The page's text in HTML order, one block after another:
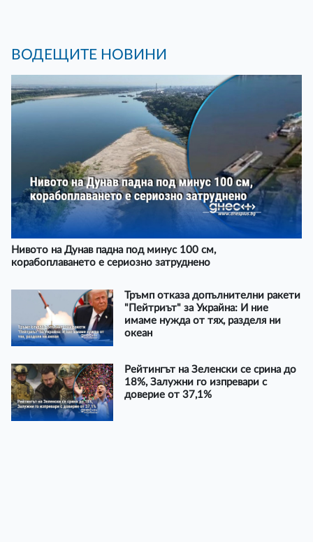
ВОДЕЩИТЕ НОВИНИ
Нивото на Дунав падна под минус 100 см,
корабоплаването е сериозно затруднено
Тръмп отказа допълнителни ракети
"Пейтриът" за Украйна: И ние
имаме нужда от тях, разделя ни
океан
Рейтингът на Зеленски се срина до
18%, Залужни го изпревари с
доверие от 37,1%